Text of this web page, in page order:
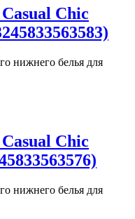
Chic
нижнего белья для
Chic
нижнего белья для